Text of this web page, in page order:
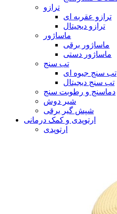
ترازو
ترازو عقربه ای
ترازو دیجیتال
ماساژور
ماساژور برقی
ماساژور دستی
تب سنج
تب سنج جیوه ای
تب سنج دیجیتال
دماسنج و رطوبت سنج
شیر دوش
شپش گیر برقی
ارتوپدی و کمک درمانی
ارتوپدی